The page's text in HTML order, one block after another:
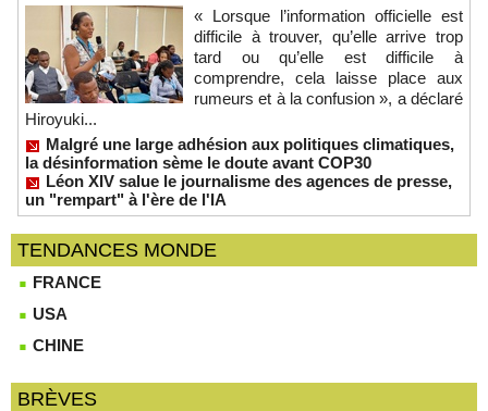
« Lorsque l’information officielle est
difficile à trouver, qu’elle arrive trop
tard ou qu’elle est difficile à
comprendre, cela laisse place aux
rumeurs et à la confusion », a déclaré
Hiroyuki...
Malgré une large adhésion aux politiques climatiques,
la désinformation sème le doute avant COP30
Léon XIV salue le journalisme des agences de presse,
un "rempart" à l'ère de l'IA
TENDANCES MONDE
FRANCE
USA
CHINE
BRÈVES